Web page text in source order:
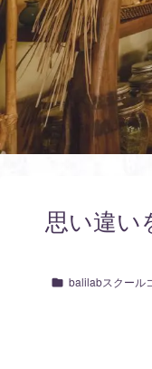
思い違い
balilabスクール